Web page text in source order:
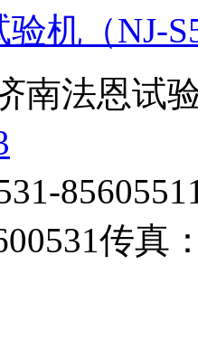
机（NJ-
南法恩试
传真